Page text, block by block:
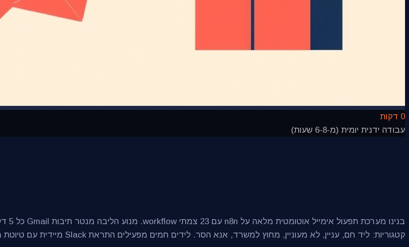
0 דקות
עבודה ידנית יומית (מ-6-8 שעות)
קטגוריות: ליד חם, עניין, לא מעוניין, מחוץ למשרד, אנא הסר. לידים חמים מפעילים התראת Slack מיידית עם טיוטת מענה מוכנה לשליחה בלחיצה. בקשות הסרה מטופלות תוך 60 שניות.